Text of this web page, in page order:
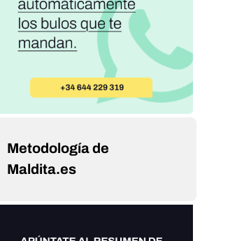
Metodología de
Maldita.es